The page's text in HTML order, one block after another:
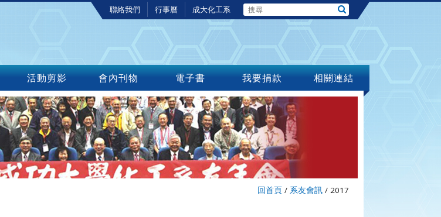
聯絡我們 行事曆 成大化工系
活動剪影 會內刊物 電子書 我要捐款 相關連結
回首頁 / 系友會訊 / 2017